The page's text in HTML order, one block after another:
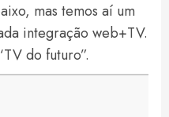
mas temos aí um
integração web+TV.
do futuro”.